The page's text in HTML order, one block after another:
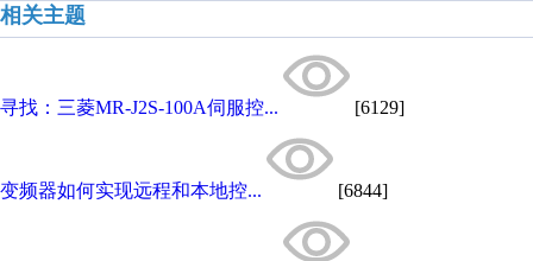
相关主题
寻找：三菱MR-J2S-100A伺服控... [6129]
变频器如何实现远程和本地控... [6844]